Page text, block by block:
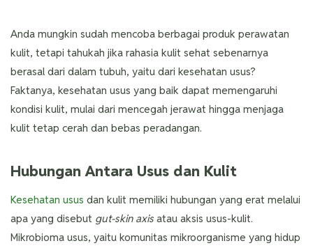
Anda mungkin sudah mencoba berbagai produk perawatan
kulit, tetapi tahukah jika rahasia kulit sehat sebenarnya
berasal dari dalam tubuh, yaitu dari kesehatan usus?
Faktanya, kesehatan usus yang baik dapat memengaruhi
kondisi kulit, mulai dari mencegah jerawat hingga menjaga
kulit tetap cerah dan bebas peradangan.
Hubungan Antara Usus dan Kulit
Kesehatan usus dan kulit memiliki hubungan yang erat melalui
apa yang disebut gut-skin axis atau aksis usus-kulit.
Mikrobioma usus, yaitu komunitas mikroorganisme yang hidup